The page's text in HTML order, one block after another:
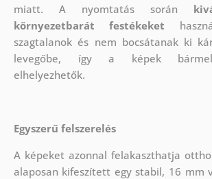
miatt. A nyomtatás során
környezetbarát festékeket
szagtalanok és nem bocsátanak ki
levegőbe, így a képek
elhelyezhetők.
Egyszerű felszerelés
A képeket azonnal felakaszthatja
alaposan kifeszített egy stabil, 16 mm